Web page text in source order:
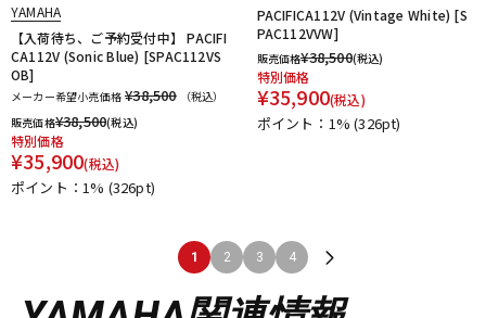
YAMAHA
【入荷待ち、ご予約受付中】 PACIFI
CA112V (Sonic Blue) [SPAC112VS
OB]
メーカー希望小売価格 ¥38,500
（税込）
販売価格¥38,500(税込)
特別価格
¥35,900(税込)
ポイント：1% (326pt)
PACIFICA112V (Vintage White) [S
PAC112VVW]
販売価格¥38,500(税込)
特別価格
¥35,900(税込)
ポイント：1%(326pt)
1 2 3 4